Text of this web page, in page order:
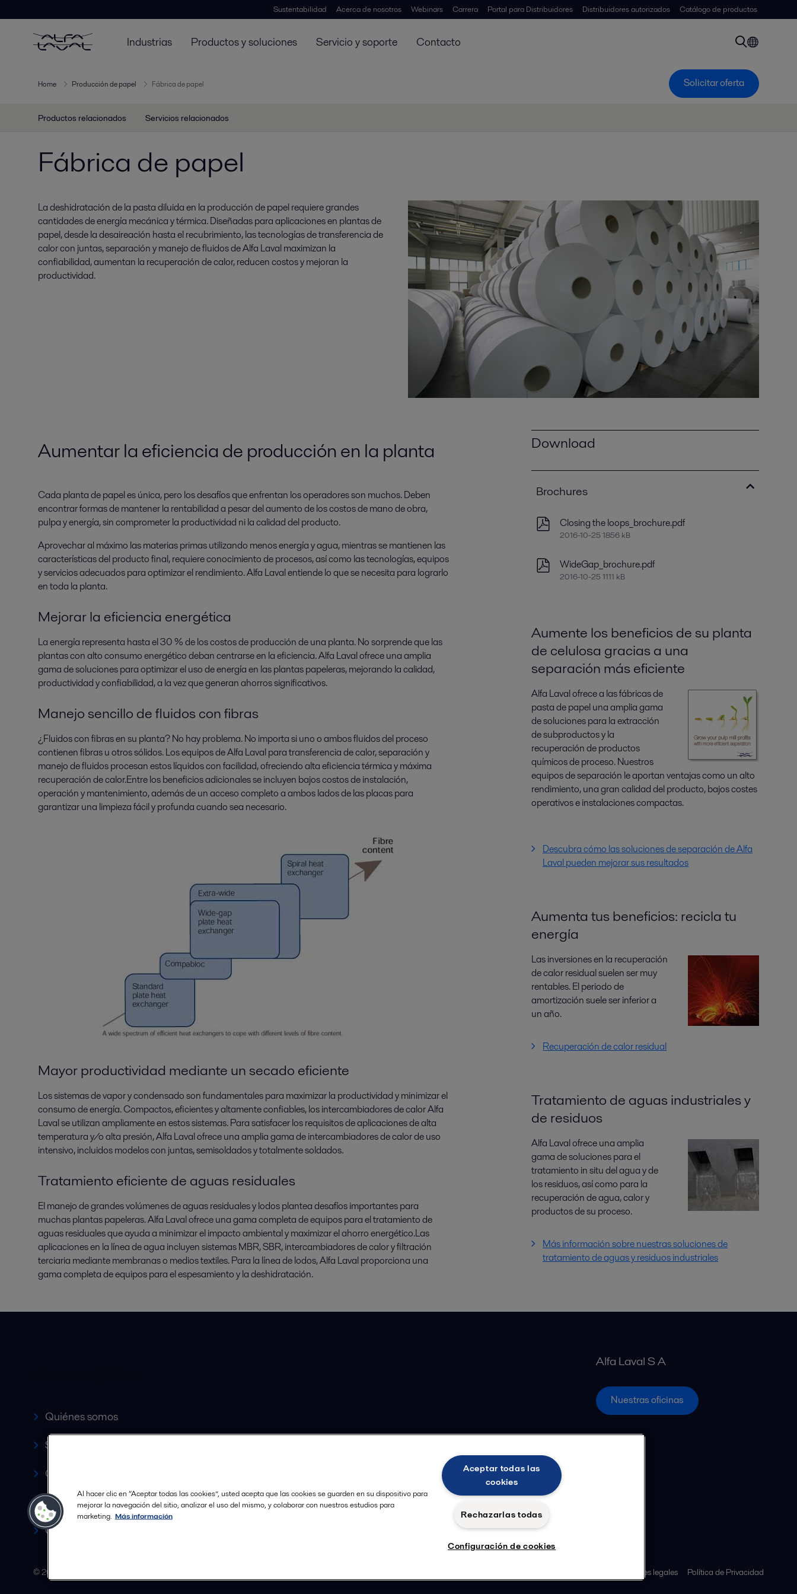
Sustentabilidad Acerca de nosotros Webinars Carrera Portal para Distribuidores Distribuidores autorizados Catálogo de productos
Industrias Productos y soluciones Servicio y soporte Contacto
Home Producción de papel Fábrica de papel Solicitar oferta
Productos relacionados Servicios relacionados
Fábrica de papel
La deshidratación de la pasta diluida en la producción de papel requiere grandes
cantidades de energía mecánica y térmica. Diseñadas para aplicaciones en plantas de
papel, desde la desaireación hasta el recubrimiento, las tecnologías de transferencia de
calor con juntas, separación y manejo de fluidos de Alfa Laval maximizan la
confiabilidad, aumentan la recuperación de calor, reducen costos y mejoran la
productividad.
Aumentar la eficiencia de producción en la planta
Cada planta de papel es única, pero los desafíos que enfrentan los operadores son muchos. Deben
encontrar formas de mantener la rentabilidad a pesar del aumento de los costos de mano de obra,
pulpa y energía, sin comprometer la productividad ni la calidad del producto.
Aprovechar al máximo las materias primas utilizando menos energía y agua, mientras se mantienen las
características del producto final, requiere conocimiento de procesos, así como las tecnologías, equipos
y servicios adecuados para optimizar el rendimiento. Alfa Laval entiende lo que se necesita para lograrlo
en toda la planta.
Mejorar la eficiencia energética
La energía representa hasta el 30 % de los costos de producción de una planta. No sorprende que las
plantas con alto consumo energético deban centrarse en la eficiencia. Alfa Laval ofrece una amplia
gama de soluciones para optimizar el uso de energía en las plantas papeleras, mejorando la calidad,
productividad y confiabilidad, a la vez que generan ahorros significativos.
Manejo sencillo de fluidos con fibras
¿Fluidos con fibras en su planta? No hay problema. No importa si uno o ambos fluidos del proceso
contienen fibras u otros sólidos. Los equipos de Alfa Laval para transferencia de calor, separación y
manejo de fluidos procesan estos líquidos con facilidad, ofreciendo alta eficiencia térmica y máxima
recuperación de calor.Entre los beneficios adicionales se incluyen bajos costos de instalación,
operación y mantenimiento, además de un acceso completo a ambos lados de las placas para
garantizar una limpieza fácil y profunda cuando sea necesario.
Mayor productividad mediante un secado eficiente
Los sistemas de vapor y condensado son fundamentales para maximizar la productividad y minimizar el
consumo de energía. Compactos, eficientes y altamente confiables, los intercambiadores de calor Alfa
Laval se utilizan ampliamente en estos sistemas. Para satisfacer los requisitos de aplicaciones de alta
temperatura y/o alta presión, Alfa Laval ofrece una amplia gama de intercambiadores de calor de uso
intensivo, incluidos modelos con juntas, semisoldados y totalmente soldados.
Tratamiento eficiente de aguas residuales
El manejo de grandes volúmenes de aguas residuales y lodos plantea desafíos importantes para
muchas plantas papeleras. Alfa Laval ofrece una gama completa de equipos para el tratamiento de
aguas residuales que ayuda a minimizar el impacto ambiental y maximizar el ahorro energético.Las
aplicaciones en la línea de agua incluyen sistemas MBR, SBR, intercambiadores de calor y filtración
terciaria mediante membranas o medios textiles. Para la línea de lodos, Alfa Laval proporciona una
gama completa de equipos para el espesamiento y la deshidratación.
Download
Brochures
Closing the loops_brochure.pdf
2016-10-25 1856 kB
WideGap_brochure.pdf
2016-10-25 1111 kB
Aumente los beneficios de su planta
de celulosa gracias a una
separación más eficiente
Alfa Laval ofrece a las fábricas de
pasta de papel una amplia gama
de soluciones para la extracción
de subproductos y la
recuperación de productos
químicos de proceso. Nuestros
equipos de separación le aportan ventajas como un alto
rendimiento, una gran calidad del producto, bajos costes
operativos e instalaciones compactas.
Descubra cómo las soluciones de separación de Alfa
Laval pueden mejorar sus resultados
Aumenta tus beneficios: recicla tu
energía
Las inversiones en la recuperación
de calor residual suelen ser muy
rentables. El periodo de
amortización suele ser inferior a
un año.
Recuperación de calor residual
Tratamiento de aguas industriales y
de residuos
Alfa Laval ofrece una amplia
gama de soluciones para el
tratamiento in situ del agua y de
los residuos, así como para la
recuperación de agua, calor y
productos de su proceso.
Más información sobre nuestras soluciones de
tratamiento de aguas y residuos industriales
Quiénes somos
Servicio y soporte
Canales de Venta Autorizados
Revista HERE
Carrera
Alfa Laval S A
Nuestras oficinas
© 2015-2026ALFA LAVAL Términos y condiciones legales Política de Privacidad
Al hacer clic en “Aceptar todas las cookies”, usted acepta que las cookies se guarden en su dispositivo para
mejorar la navegación del sitio, analizar el uso del mismo, y colaborar con nuestros estudios para
marketing. Más información
Aceptar todas las
cookies
Rechazarlas todas
Configuración de cookies